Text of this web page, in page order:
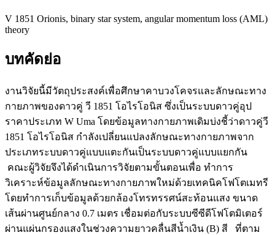
V 1851 Orionis, binary star system, angular momentum loss (AML)
theory
บทคัดย่อ
งานวิจัยนี้มีวัตถุประสงค์เพื่อศึกษาคาบวงโคจรและลักษณะทาง
กายภาพของดาวคู่ วี 1851 โอไรโอนิส ซึ่งเป็นระบบดาวคู่อุป
ราคาประเภท W Uma โดยข้อมูลทางกายภาพเดิมบ่งชี้ว่าดาวคู่วี
1851 โอไรโอนิส กำลังเปลี่ยนแปลงลักษณะทางกายภาพจาก
ประเภทระบบดาวคู่แบบแตะกันเป็นระบบดาวคู่แบบแยกกัน
คณะผู้วิจัยจึงได้ดำเนินการวิจัยตามขั้นตอนเพื่อ ทำการ
วิเคราะห์ข้อมูลลักษณะทางกายภาพใหม่ด้วยเทคนิคโฟโตเมทรี
โดยทำการเก็บข้อมูลด้วยกล้องโทรทรรศน์สะท้อนแสง ขนาด
เส้นผ่านศูนย์กลาง 0.7 เมตร เชื่อมต่อกับระบบซีซีดีโฟโตมิเตอร์
ผ่านแผ่นกรองแสงในช่วงความยาวคลื่นสีน้ำเงิน (B) สี ที่ตาม